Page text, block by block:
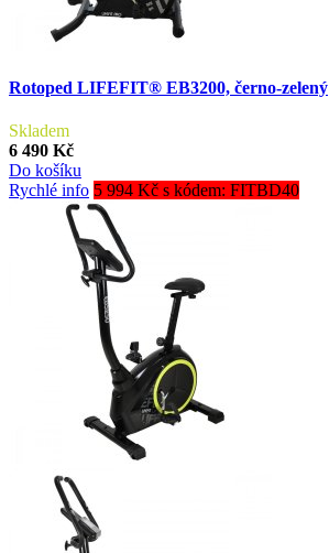
Rotoped LIFEFIT® EB3200, černo-zelený
Skladem
6 490 Kč
Do košíku
Rychlé info 5 994 Kč s kódem: FITBD40